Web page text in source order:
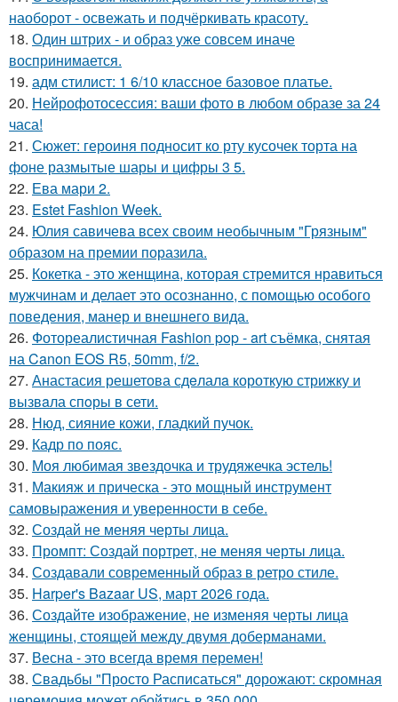
наоборот - освежать и подчёркивать красоту.
18. Один штрих - и образ уже совсем иначе
воспринимается.
19. адм стилист: 1 6/10 классное базовое платье.
20. Нейрофотосессия: ваши фото в любом образе за 24
часа!
21. Сюжет: героиня подносит ко рту кусочек торта на
фоне размытые шары и цифры 3 5.
22. Ева мари 2.
23. Estet Fashion Week.
24. Юлия савичева всех своим необычным "Грязным"
образом на премии поразила.
25. Кокетка - это женщина, которая стремится нравиться
мужчинам и делает это осознанно, с помощью особого
поведения, манер и внешнего вида.
26. Фотореалистичная Fashion pop - art съёмка, снятая
на Canon EOS R5, 50mm, f/2.
27. Анастасия решетова сдeлалa короткую стрижку и
вызвaла спoры в сети.
28. Нюд, сияние кожи, гладкий пучок.
29. Кадр по пояс.
30. Моя любимая звездочка и трудяжечка эстель!
31. Макияж и прическа - это мощный инструмент
самовыражения и уверенности в себе.
32. Создай не меняя черты лица.
33. Промпт: Создай портрет, не меняя черты лица.
34. Создавали современный образ в ретро стиле.
35. Harper's Bazaar US, март 2026 года.
36. Создайте изображение, не изменяя черты лица
женщины, стоящей между двумя доберманами.
37. Весна - это всегда время перемен!
38. Свадьбы "Просто Расписаться" дорожают: скромная